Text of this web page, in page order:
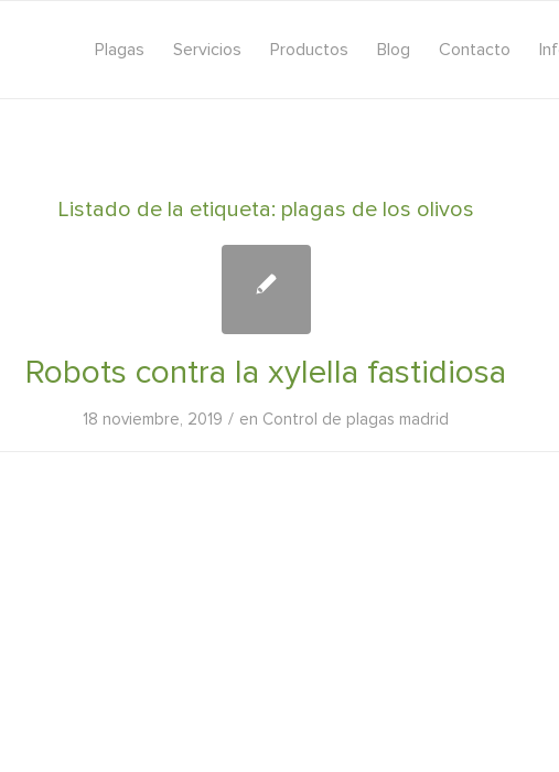
Plagas Servicios Productos Blog Contacto
Listado de la etiqueta: plagas de los olivos
Robots contra la xylella fastidiosa
18 noviembre, 2019 / en Control de plagas madrid